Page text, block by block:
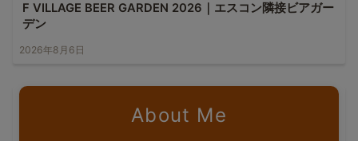
F VILLAGE BEER GARDEN 2026｜エスコン隣接ビアガー
デン
2026年8月6日
About Me